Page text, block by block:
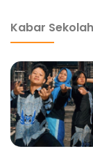
Kabar